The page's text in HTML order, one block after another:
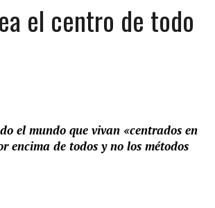
el centro de todo
el mundo que vivan «centrados en
encima de todos y no los métodos